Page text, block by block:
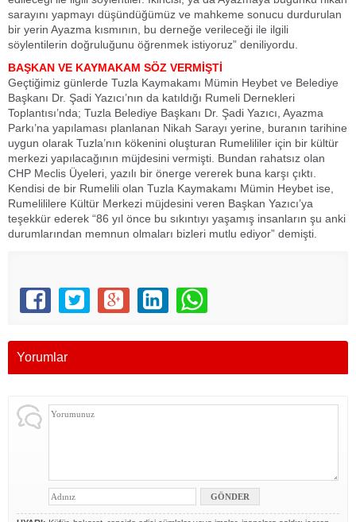
sarayını yapmayı düşündüğümüz ve mahkeme sonucu durdurulan
bir yerin Ayazma kısmının, bu derneğe verileceği ile ilgili
söylentilerin doğruluğunu öğrenmek istiyoruz” deniliyordu.
BAŞKAN VE KAYMAKAM SÖZ VERMİŞTİ
Geçtiğimiz günlerde Tuzla Kaymakamı Mümin Heybet ve Belediye
Başkanı Dr. Şadi Yazıcı’nın da katıldığı Rumeli Dernekleri
Toplantısı’nda; Tuzla Belediye Başkanı Dr. Şadi Yazıcı, Ayazma
Parkı’na yapılaması planlanan Nikah Sarayı yerine, buranın tarihine
uygun olarak Tuzla’nın kökenini oluşturan Rumelililer için bir kültür
merkezi yapılacağının müjdesini vermişti. Bundan rahatsız olan
CHP Meclis Üyeleri, yazılı bir önerge vererek buna karşı çıktı.
Kendisi de bir Rumelili olan Tuzla Kaymakamı Mümin Heybet ise,
Rumelililere Kültür Merkezi müjdesini veren Başkan Yazıcı’ya
teşekkür ederek “86 yıl önce bu sıkıntıyı yaşamış insanların şu anki
durumlarından memnun olmaları bizleri mutlu ediyor” demişti.
Yorumlar